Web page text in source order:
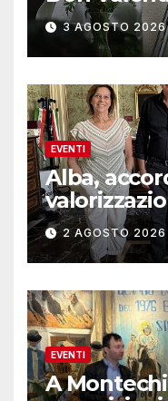
3 AGOSTO
EVENTI
Alba,
musicale
2 AGOSTO
EVENTI
A